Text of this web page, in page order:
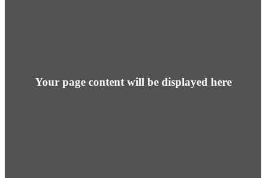
Your page content will be displayed here